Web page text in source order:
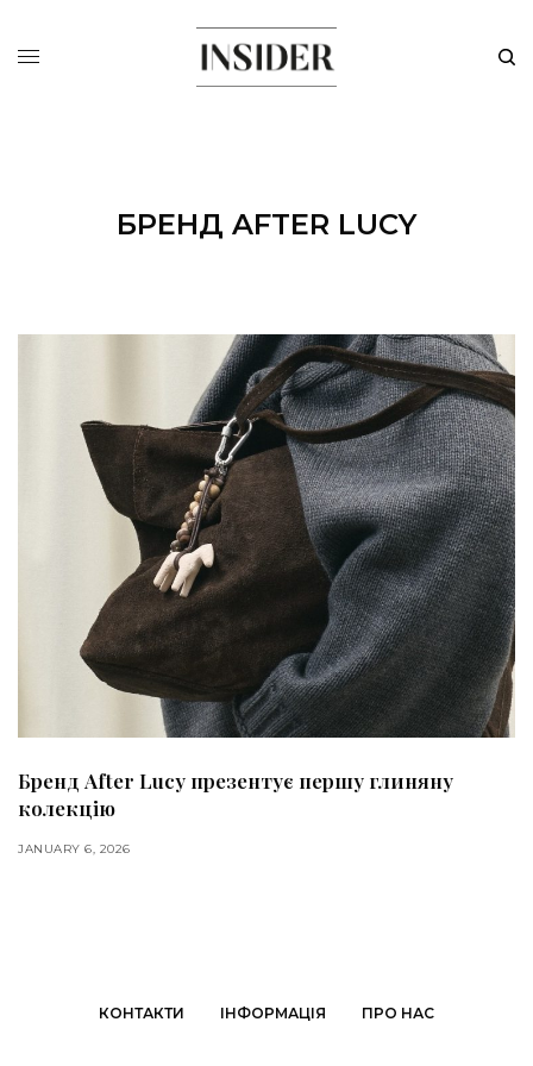
БРЕНД AFTER LUCY
Бренд After Lucy презентує першу глиняну
колекцію
JANUARY 6, 2026
КОНТАКТИ ІНФОРМАЦІЯ ПРО НАС